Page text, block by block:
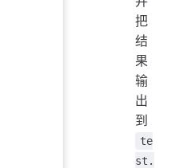
把
结
果
输
出
到
te
st.